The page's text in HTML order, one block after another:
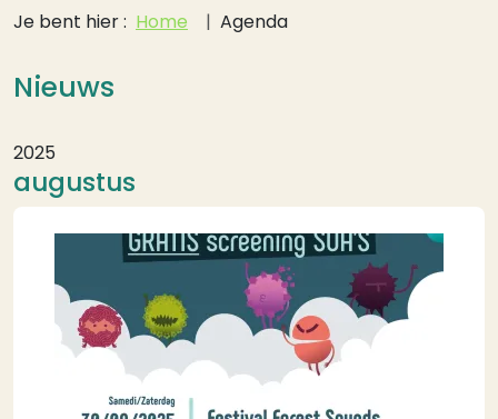
Kruimelpad
Je bent hier : Home Agenda
Nieuws
2025
augustus